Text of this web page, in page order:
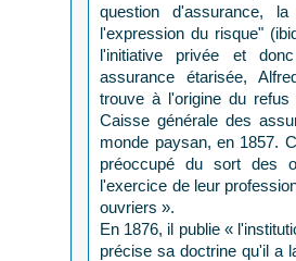
question d'assurance,
l'expression du risque"
l'initiative privée et
assurance étarisée,
trouve à l'origine du refus
Caisse générale des
monde paysan, en 1857.
préoccupé du sort des
l'exercice de leur
ouvriers ».
En 1876, il publie «
précise sa doctrine qu'il a